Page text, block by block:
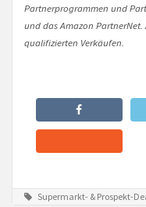
Partnerprogrammen und
und das Amazon
qualifizierten Verkäufen.
Supermarkt- & Prospekt-